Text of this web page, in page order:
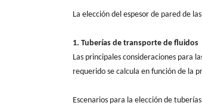
La elección del espesor de pared de
1. Tuberías de transporte de fluidos
Las principales consideraciones para
requerido se calcula en función de la
Escenarios para la elección de